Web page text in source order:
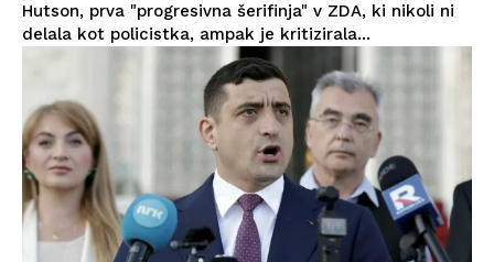
Hutson, prva "progresivna šerifinja" v ZDA, ki nikoli ni
delala kot policistka, ampak je kritizirala...